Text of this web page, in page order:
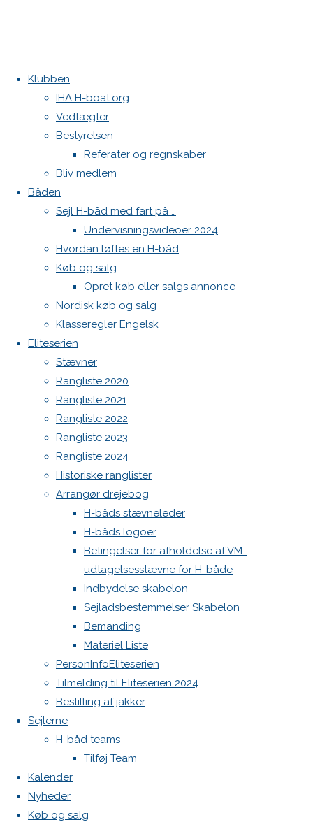
Klubben
IHA H-boat.org
Vedtægter
Bestyrelsen
Referater og regnskaber
Bliv medlem
Båden
Sejl H-båd med fart på …
Undervisningsvideoer 2024
Hvordan løftes en H-båd
Køb og salg
Opret køb eller salgs annonce
Nordisk køb og salg
Klasseregler Engelsk
Eliteserien
Stævner
Rangliste 2020
Rangliste 2021
Rangliste 2022
Rangliste 2023
Rangliste 2024
Historiske ranglister
Arrangør drejebog
H-båds stævneleder
H-båds logoer
Betingelser for afholdelse af VM-
udtagelsesstævne for H-både
Indbydelse skabelon
Sejladsbestemmelser Skabelon
Bemanding
Materiel Liste
PersonInfoEliteserien
Tilmelding til Eliteserien 2024
Bestilling af jakker
Sejlerne
H-båd teams
Tilføj Team
Kalender
Nyheder
Køb og salg
Home
Nyheder
Festugecup
Årets første H-båds ligastævne
DEN 570 vandt i Struer
Festugecup
2018
25. april
201825.
april 2018
Nyheder
Aarhus
festugecup
2018
Skriv
Kontakt
Danske H-bådssejlere
Klubben: klubben@H-båd.dk
kontakt
Find os på
Seneste på H-båd.dk
Sejl, spilerstrømpe og rullefok-presenning til H-båd:
Høj Jensen fokke til salg
Spilerstage/Spinlock jollevest xl
Log ind
WordPress.org
Top